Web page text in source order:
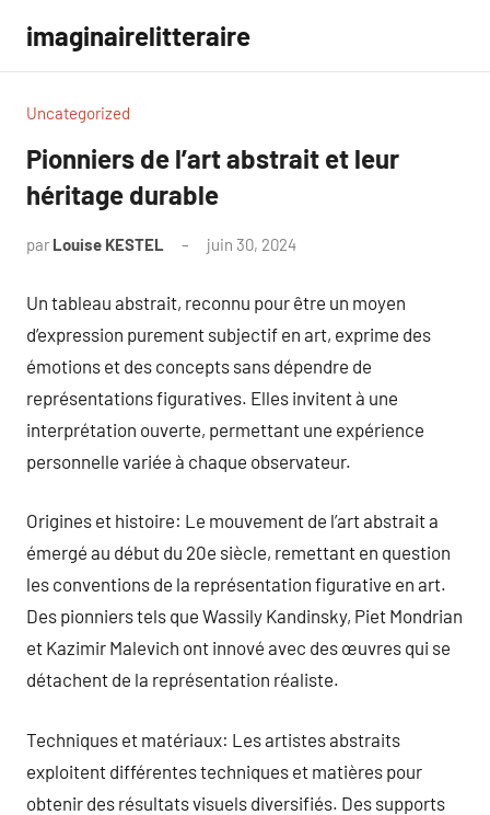
contenu
imaginairelitteraire
Uncategorized
Pionniers de l’art abstrait et leur
héritage durable
par Louise KESTEL juin 30, 2024
Un tableau abstrait, reconnu pour être un moyen
d’expression purement subjectif en art, exprime des
émotions et des concepts sans dépendre de
représentations figuratives. Elles invitent à une
interprétation ouverte, permettant une expérience
personnelle variée à chaque observateur.
Origines et histoire: Le mouvement de l’art abstrait a
émergé au début du 20e siècle, remettant en question
les conventions de la représentation figurative en art.
Des pionniers tels que Wassily Kandinsky, Piet Mondrian
et Kazimir Malevich ont innové avec des œuvres qui se
détachent de la représentation réaliste.
Techniques et matériaux: Les artistes abstraits
exploitent différentes techniques et matières pour
obtenir des résultats visuels diversifiés. Des supports